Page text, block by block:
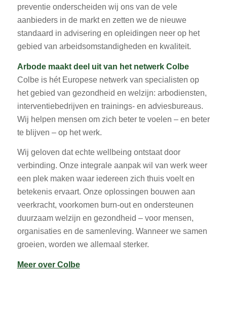
preventie onderscheiden wij ons van de vele
aanbieders in de markt en zetten we de nieuwe
standaard in advisering en opleidingen neer op het
gebied van arbeidsomstandigheden en kwaliteit.
Arbode maakt deel uit van het netwerk Colbe
Colbe is hét Europese netwerk van specialisten op
het gebied van gezondheid en welzijn: arbodiensten,
interventiebedrijven en trainings- en adviesbureaus.
Wij helpen mensen om zich beter te voelen – en beter
te blijven – op het werk.
Wij geloven dat echte wellbeing ontstaat door
verbinding. Onze integrale aanpak wil van werk weer
een plek maken waar iedereen zich thuis voelt en
betekenis ervaart. Onze oplossingen bouwen aan
veerkracht, voorkomen burn-out en ondersteunen
duurzaam welzijn en gezondheid – voor mensen,
organisaties en de samenleving. Wanneer we samen
groeien, worden we allemaal sterker.
Meer over Colbe